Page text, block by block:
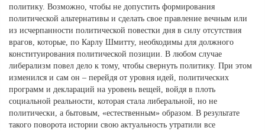
политику. Возможно, чтобы не допустить формирования
политической альтернативы и сделать свое правление вечным или
из исчерпанности политической повестки дня в силу отсутствия
врагов, которые, по Карлу Шмитту, необходимы для должного
конституирования политической позиции. В любом случае
либерализм повел дело к тому, чтобы свернуть политику. При этом
изменился и сам он – перейдя от уровня идей, политических
программ и деклараций на уровень вещей, войдя в плоть
социальной реальности, которая стала либеральной, но не
политически, а бытовым, «естественным» образом. В результате
такого поворота истории свою актуальность утратили все